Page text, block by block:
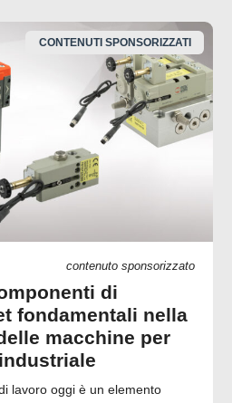
CONTENUTI SPONSORIZZATI
contenuto sponsorizzato
di
fondamentali nella
macchine per
lavoro oggi è un elemento